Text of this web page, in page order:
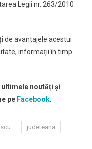
Legii nr. 263/2010
de avantajele acestui
informații în timp
ultimele noutăți și
pe Facebook.
judeteana